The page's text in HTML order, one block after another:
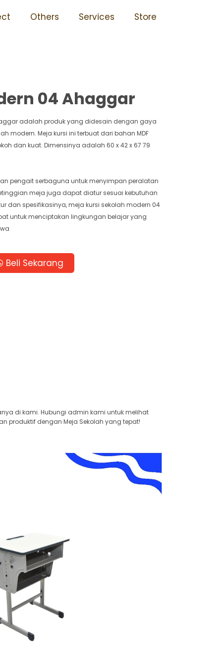
Others Services Store
Karat 04 Ahaggar
04 Ahaggar
adalah produk yang didesain dengan gaya
modern. Meja kursi ini terbuat dari bahan MDF
dan kuat. Dimensinya adalah 60 x 42 x 67 79
pengait serbaguna untuk menyimpan peralatan
meja juga dapat diatur sesuai kebutuhan
dan spesifikasinya, meja kursi sekolah modern 04
untuk menciptakan lingkungan belajar yang
Beli Sekarang
di kami. Hubungi admin kami untuk melihat
produktif dengan Meja Sekolah yang tepat!